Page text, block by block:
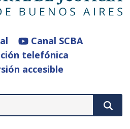
Canal SCBA
telefónica
accesible